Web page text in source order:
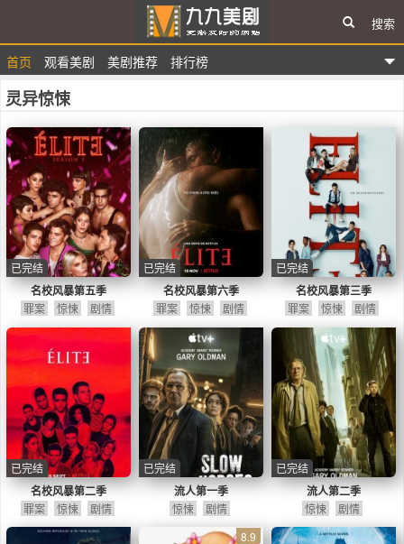
首页 观看美剧 美剧推荐 排行榜
搜索
灵异惊悚
名校风暴第五季
已完结
罪案 惊悚 剧情
名校风暴第六季
已完结
罪案 惊悚 剧情
名校风暴第三季
已完结
罪案 惊悚 剧情
名校风暴第二季
已完结
罪案 惊悚 剧情
流人第一季
已完结
惊悚 剧情
流人第二季
已完结
惊悚 剧情
8.9